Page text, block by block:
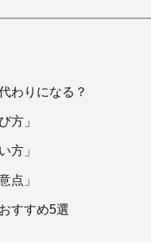
わりになる？
方」
方」
点」
すすめ5選